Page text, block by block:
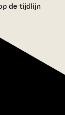
de tijdlijn